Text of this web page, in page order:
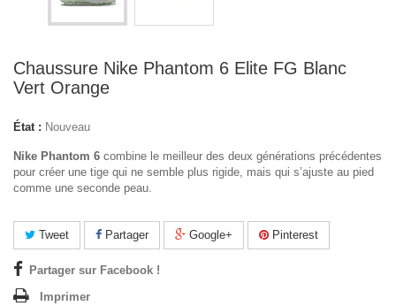
Chaussure Nike Phantom 6 Elite FG Blanc
Vert Orange
État : Nouveau
Nike Phantom 6 combine le meilleur des deux générations précédentes
pour créer une tige qui ne semble plus rigide, mais qui s’ajuste au pied
comme une seconde peau.
Tweet Partager Google+ Pinterest
Partager sur Facebook !
Imprimer